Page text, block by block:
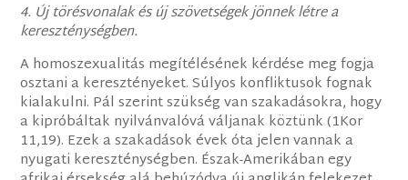
4. Új törésvonalak és új szövetségek jönnek létre a
kereszténységben.
A homoszexualitás megítélésének kérdése meg fogja
osztani a keresztényeket. Súlyos konfliktusok fognak
kialakulni. Pál szerint szükség van szakadásokra, hogy
a kipróbáltak nyilvánvalóvá váljanak köztünk (1Kor
11,19). Ezek a szakadások évek óta jelen vannak a
nyugati kereszténységben. Észak-Amerikában egy